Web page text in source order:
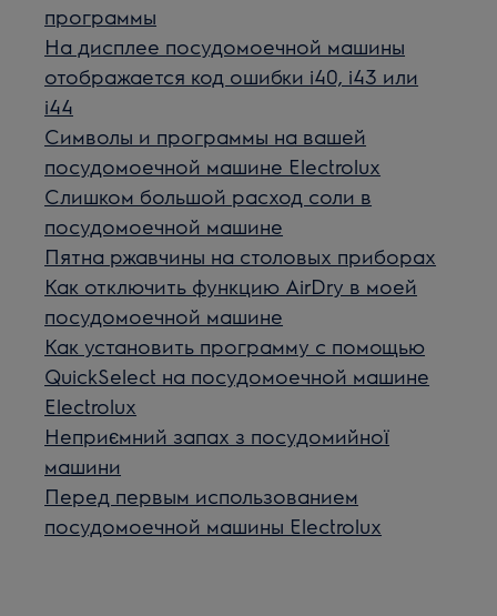
программы
На дисплее посудомоечной машины
отображается код ошибки i40, i43 или
i44
Символы и программы на вашей
посудомоечной машине Electrolux
Слишком большой расход соли в
посудомоечной машине
Пятна ржавчины на столовых приборах
Как отключить функцию AirDry в моей
посудомоечной машине
Как установить программу с помощью
QuickSelect на посудомоечной машине
Electrolux
Неприємний запах з посудомийної
машини
Перед первым использованием
посудомоечной машины Electrolux